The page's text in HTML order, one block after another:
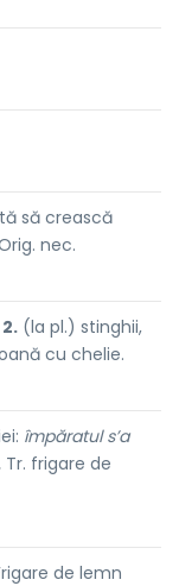
să crească
nec.
2. (la pl.) stinghii,
cu chelie.
împăratul s’a
Tr. frigare de
de lemn